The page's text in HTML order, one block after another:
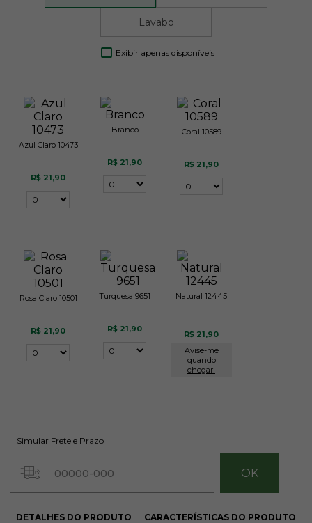
Lavabo
Exibir apenas disponíveis
Azul Claro 10473
R$ 21,90
Branco
R$ 21,90
Coral 10589
R$ 21,90
Rosa Claro 10501
R$ 21,90
Turquesa 9651
R$ 21,90
Natural 12445
R$ 21,90
Avise-me
quando
chegar!
Simular Frete e Prazo
DETALHES DO PRODUTO CARACTERÍSTICAS DO PRODUTO